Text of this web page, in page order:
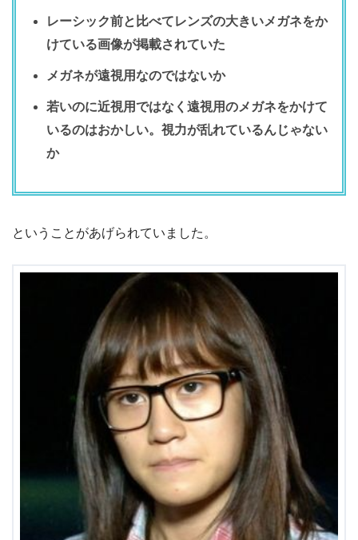
レーシック前と比べてレンズの大きいメガネをか
けている画像が掲載されていた
メガネが遠視用なのではないか
若いのに近視用ではなく遠視用のメガネをかけて
いるのはおかしい。視力が乱れているんじゃない
か
ということがあげられていました。